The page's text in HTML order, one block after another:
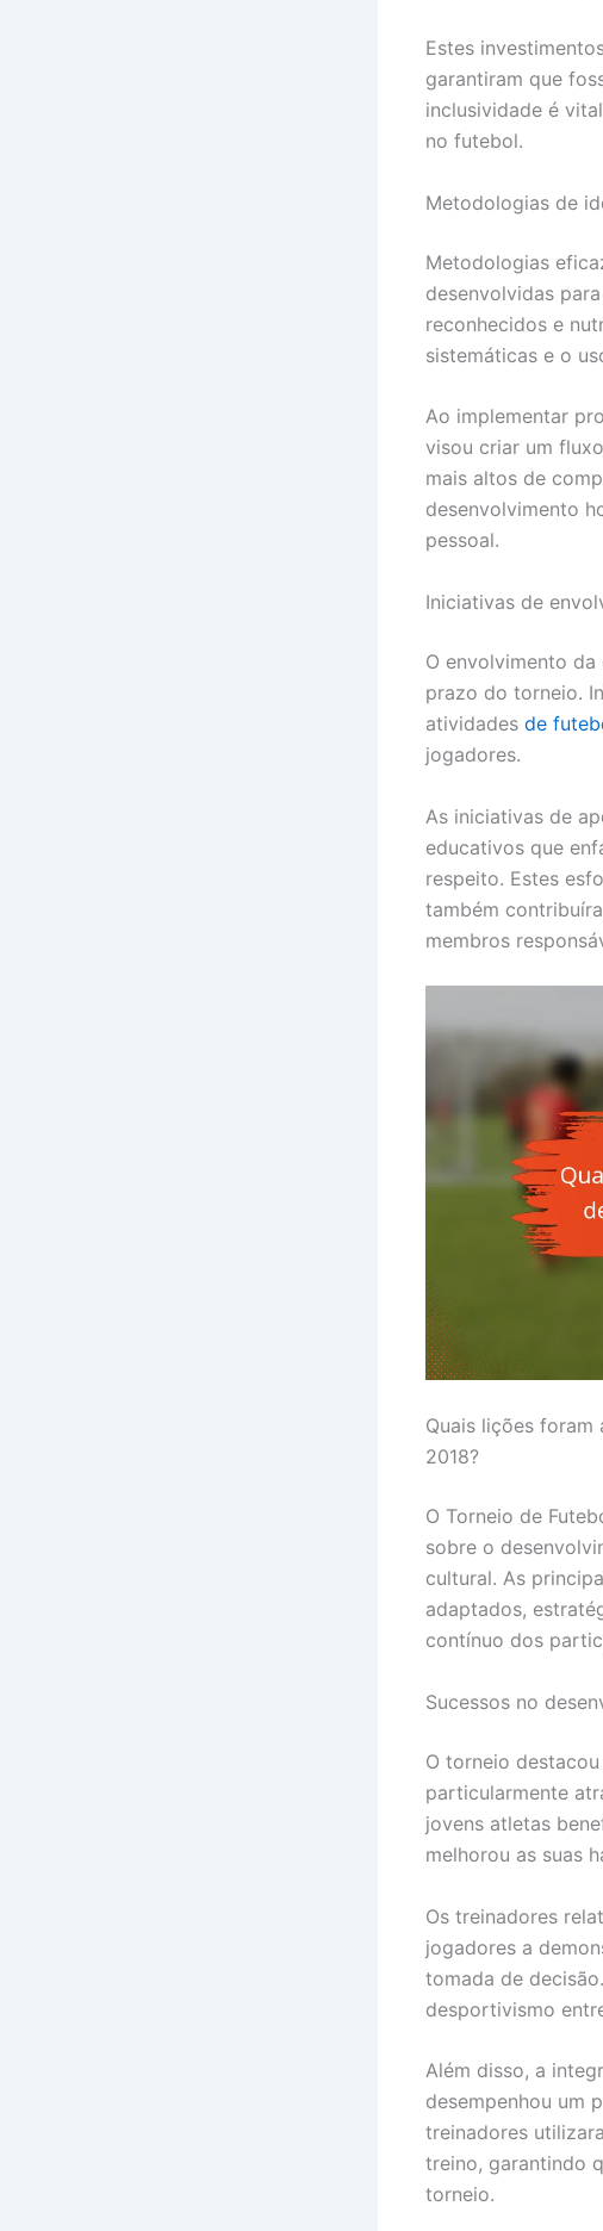
Estes
garantiram que
inclusividade é
no futebol.
Metodologias de
Metodologias
desenvolvidas
reconhecidos e
sistemáticas e o
Ao implementar
visou criar um
mais altos de
desenvolvimento
pessoal.
Iniciativas de
O envolvimento
prazo do torneio.
atividades de
jogadores.
As iniciativas de
educativos que
respeito. Estes
também
membros
Quais lições foram
2018?
O Torneio de
sobre o
cultural. As
adaptados,
contínuo dos
Sucessos no
O torneio
particularmente
jovens atletas
melhorou as suas
Os treinadores
jogadores a
tomada de
desportivismo
Além disso, a
desempenhou um
treinadores
treino, garantindo
torneio.